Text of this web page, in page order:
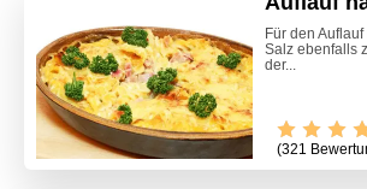
Für den
Salz ebenfalls
der...
(321